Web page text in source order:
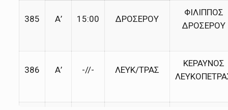
385 Α’ 15:00 ΔΡΟΣΕΡΟΥ
ΦΙΛΙΠΠΟΣ
ΔΡΟΣΕΡΟΥ
386 Α’ -//- ΛΕΥΚ/ΤΡΑΣ
ΚΕΡΑΥΝΟΣ